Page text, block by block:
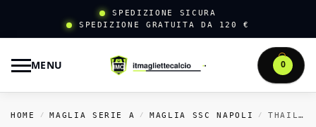
SPEDIZIONE SICURA
SPEDIZIONE GRATUITA DA 120 €
MENU 0
HOME / MAGLIA SERIE A / MAGLIA SSC NAPOLI / THAILANDIA PORTIERE MAGLIA NAPOLI 2025 2026 GRIGIO